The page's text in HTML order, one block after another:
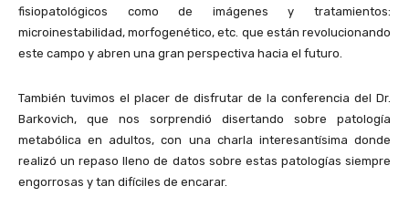
fisiopatológicos como de imágenes y tratamientos:
microinestabilidad, morfogenético, etc. que están revolucionando
este campo y abren una gran perspectiva hacia el futuro.
También tuvimos el placer de disfrutar de la conferencia del Dr.
Barkovich, que nos sorprendió disertando sobre patología
metabólica en adultos, con una charla interesantísima donde
realizó un repaso lleno de datos sobre estas patologías siempre
engorrosas y tan difíciles de encarar.